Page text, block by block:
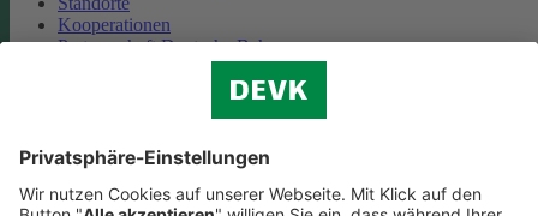
Kooperationen
Partnerschaft Deutsche Bahn